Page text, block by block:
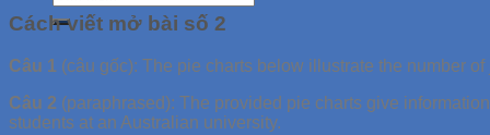
Cách viết mở bài số 2
Câu 1 (câu gốc): The pie charts below illustrate the number
Câu 2 (paraphrased): The provided pie charts give
students at an Australian university.